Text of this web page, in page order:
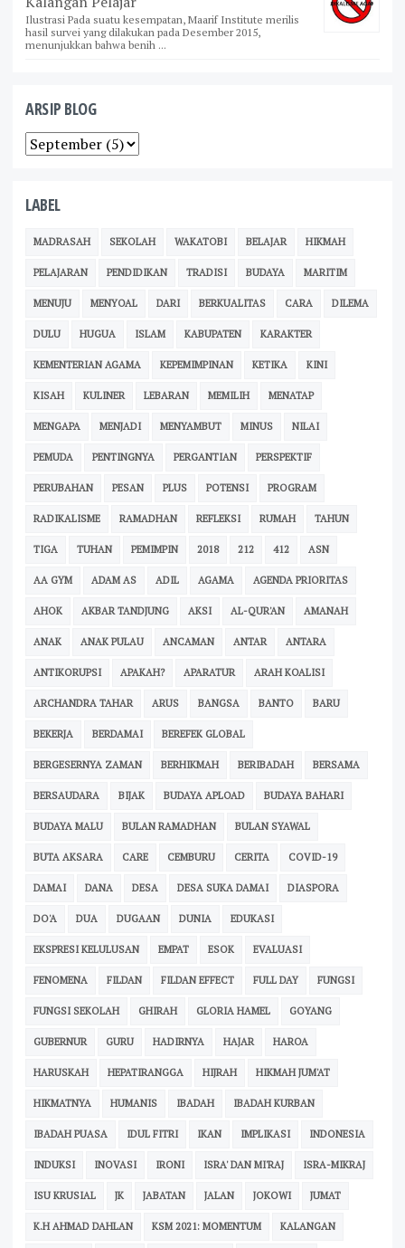
Ilustrasi Pada suatu kesempatan, Maarif Institute merilis
hasil survei yang dilakukan pada Desember 2015,
menunjukkan bahwa benih ...
ARSIP BLOG
LABEL
MADRASAH SEKOLAH WAKATOBI BELAJAR HIKMAH
PELAJARAN PENDIDIKAN TRADISI BUDAYA MARITIM
MENUJU MENYOAL DARI BERKUALITAS CARA DILEMA
DULU HUGUA ISLAM KABUPATEN KARAKTER
KEMENTERIAN AGAMA KEPEMIMPINAN KETIKA KINI
KISAH KULINER LEBARAN MEMILIH MENATAP
MENGAPA MENJADI MENYAMBUT MINUS NILAI
PEMUDA PENTINGNYA PERGANTIAN PERSPEKTIF
PERUBAHAN PESAN PLUS POTENSI PROGRAM
RADIKALISME RAMADHAN REFLEKSI RUMAH TAHUN
TIGA TUHAN PEMIMPIN 2018 212 412 ASN
AA GYM ADAM AS ADIL AGAMA AGENDA PRIORITAS
AHOK AKBAR TANDJUNG AKSI AL-QUR'AN AMANAH
ANAK ANAK PULAU ANCAMAN ANTAR ANTARA
ANTIKORUPSI APAKAH? APARATUR ARAH KOALISI
ARCHANDRA TAHAR ARUS BANGSA BANTO BARU
BEKERJA BERDAMAI BEREFEK GLOBAL
BERGESERNYA ZAMAN BERHIKMAH BERIBADAH BERSAMA
BERSAUDARA BIJAK BUDAYA APLOAD BUDAYA BAHARI
BUDAYA MALU BULAN RAMADHAN BULAN SYAWAL
BUTA AKSARA CARE CEMBURU CERITA COVID-19
DAMAI DANA DESA DESA SUKA DAMAI DIASPORA
DO'A DUA DUGAAN DUNIA EDUKASI
EKSPRESI KELULUSAN EMPAT ESOK EVALUASI
FENOMENA FILDAN FILDAN EFFECT FULL DAY FUNGSI
FUNGSI SEKOLAH GHIRAH GLORIA HAMEL GOYANG
GUBERNUR GURU HADIRNYA HAJAR HAROA
HARUSKAH HEPATIRANGGA HIJRAH HIKMAH JUM'AT
HIKMATNYA HUMANIS IBADAH IBADAH KURBAN
IBADAH PUASA IDUL FITRI IKAN IMPLIKASI INDONESIA
INDUKSI INOVASI IRONI ISRA' DAN MI'RAJ ISRA-MIKRAJ
ISU KRUSIAL JK JABATAN JALAN JOKOWI JUMAT
K.H AHMAD DAHLAN KSM 2021: MOMENTUM KALANGAN